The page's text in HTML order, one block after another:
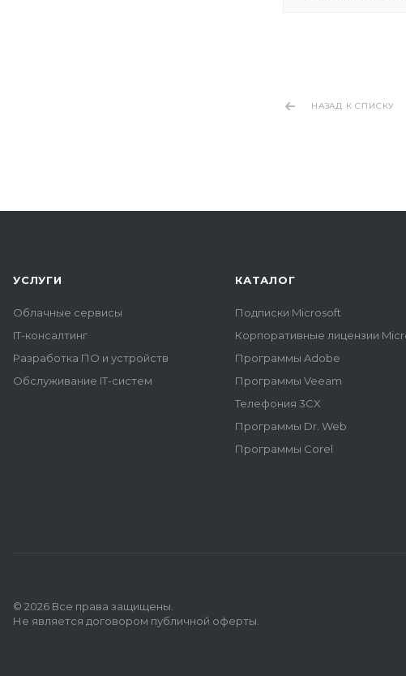
НАЗАД К СПИСКУ
УСЛУГИ
Облачные сервисы
IT-консалтинг
Разработка ПО и устройств
Обслуживание IT-систем
КАТАЛОГ
Подписки Microsoft
Корпоративные лицензии
Программы Adobe
Программы Veeam
Телефония 3CX
Программы Dr. Web
Программы Corel
© 2026 Все права защищены.
Не является договором публичной оферты.